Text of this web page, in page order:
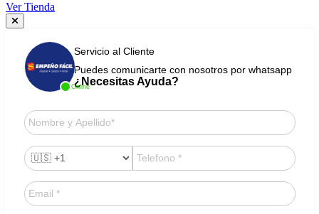
Ver Tienda
Online
Servicio al Cliente
Puedes comunicarte con nosotros por whatsapp
¿Necesitas Ayuda?